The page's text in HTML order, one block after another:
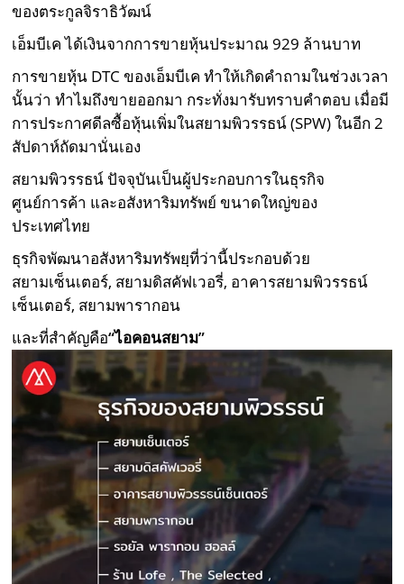
ของตระกูลจิราธิวัฒน์
เอ็มบีเค ได้เงินจากการขายหุ้นประมาณ 929 ล้านบาท
การขายหุ้น DTC ของเอ็มบีเค ทำให้เกิดคำถามในช่วงเวลา
นั้นว่า ทำไมถึงขายออกมา กระทั่งมารับทราบคำตอบ เมื่อมี
การประกาศดีลซื้อหุ้นเพิ่มในสยามพิวรรธน์ (SPW) ในอีก 2
สัปดาห์ถัดมานั่นเอง
สยามพิวรรธน์ ปัจจุบันเป็นผู้ประกอบการในธุรกิจ
ศูนย์การค้า และอสังหาริมทรัพย์ ขนาดใหญ่ของ
ประเทศไทย
ธุรกิจพัฒนาอสังหาริมทรัพยฺที่ว่านี้ประกอบด้วย
สยามเซ็นเตอร์, สยามดิสคัฟเวอรี่, อาคารสยามพิวรรธน์
เซ็นเตอร์, สยามพารากอน
และที่สำคัญคือ“ไอคอนสยาม”